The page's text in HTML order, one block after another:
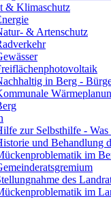
& Klimaschutz
& Artenschutz
in Berg -
zur Selbsthilfe - Was
und Behandlung
im
des
im